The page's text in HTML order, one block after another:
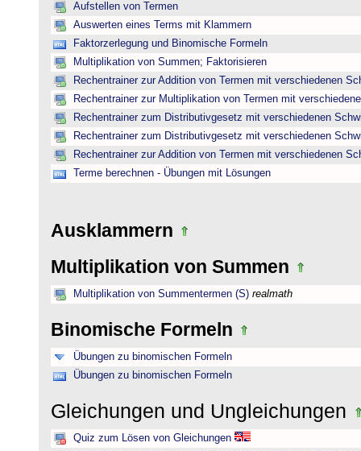
Aufstellen von Termen
Auswerten eines Terms mit Klammern
Faktorzerlegung und Binomische Formeln
Multiplikation von Summen; Faktorisieren
Rechentrainer zur Addition von Termen mit verschiedenen
Rechentrainer zur Multiplikation von Termen mit
Rechentrainer zum Distributivgesetz mit verschiedenen
Rechentrainer zum Distributivgesetz mit verschiedenen
Rechentrainer zur Addition von Termen mit verschiedenen
Terme berechnen - Übungen mit Lösungen
Ausklammern
Multiplikation von Summen
Multiplikation von Summentermen (S) realmath
Binomische Formeln
Übungen zu binomischen Formeln
Übungen zu binomischen Formeln
Gleichungen und Ungleichungen
Quiz zum Lösen von Gleichungen